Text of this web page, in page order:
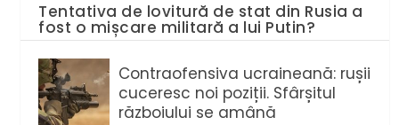
Tentativa de lovitură de stat din Rusia a
fost o mișcare militară a lui Putin?
Contraofensiva ucraineană: rușii
cuceresc noi poziții. Sfârșitul
războiului se amână